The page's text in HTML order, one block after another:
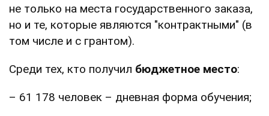
не только на места государственного заказа,
но и те, которые являются "контрактными" (в
том числе и с грантом).
Среди тех, кто получил бюджетное место:
– 61 178 человек – дневная форма обучения;